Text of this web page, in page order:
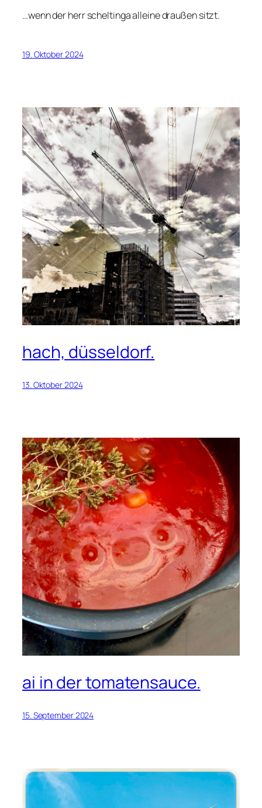
…wenn der herr scheltinga alleine draußen sitzt.
19. Oktober 2024
hach, düsseldorf.
13. Oktober 2024
ai in der tomatensauce.
15. September 2024